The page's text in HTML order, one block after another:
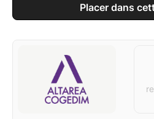
Placer dans